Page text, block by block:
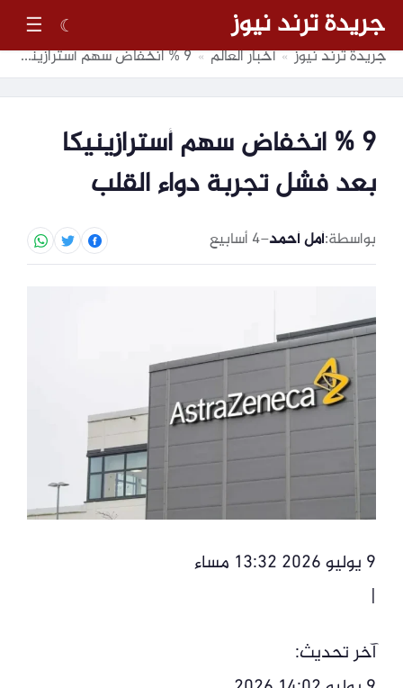
جريدة ترند نيوز ☾
☰
جريدة ترند نيوز » أخبار العالم » 9 % انخفاض سهم أسترازينيكا بعد فشل تجربة دواء القلب
9 % انخفاض سهم أسترازينيكا
بعد فشل تجربة دواء القلب
بواسطة:أمل أحمد–4 أسابيع
9 يوليو 2026 13:32 مساء
|
آخر تحديث: